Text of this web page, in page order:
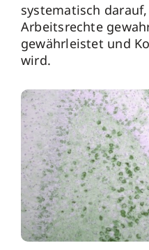
systematisch
Arbeitsrechte
gewährleistet und
wird.